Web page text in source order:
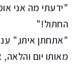
"ידעתי מה אני
החתול!"
"אתחתן איתו,"
מאותו יום